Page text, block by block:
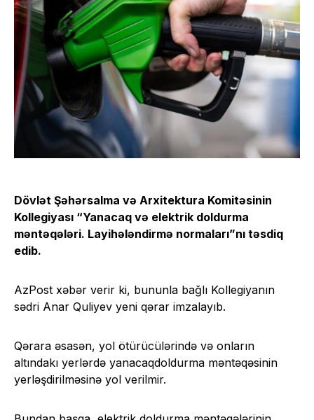
Dövlət Şəhərsalma və Arxitektura Komitəsinin
Kollegiyası “Yanacaq və elektrik doldurma
məntəqələri. Layihələndirmə normaları”nı təsdiq
edib.
AzPost xəbər verir ki, bununla bağlı Kollegiyanın
sədri Anar Quliyev yeni qərar imzalayıb.
Qərara əsasən, yol ötürücülərində və onların
altındakı yerlərdə yanacaqdoldurma məntəqəsinin
yerləşdirilməsinə yol verilmir.